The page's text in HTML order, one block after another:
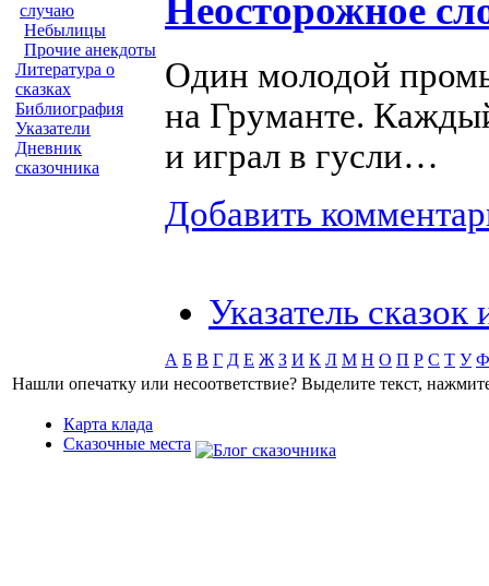
случаю
Небылицы
Прочие анекдоты
Литература о
сказках
Библиография
Указатели
Дневник
сказочника
Неосторожное
Один молодой
на Груманте.
и играл в гусли…
Добавить
Указатель
А Б В Г Д Е Ж З И К Л М Н О П Р С Т У Ф
Нашли опечатку или несоответствие? Выделите текст,
Карта клада
Сказочные места